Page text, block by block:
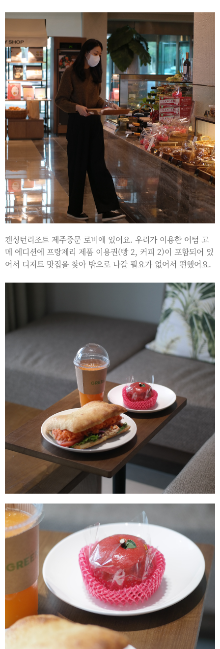
켄싱턴리조트 제주중문 로비에 있어요. 우리가 이용한 어텀 고
메 에디션에 프랑제리 제품 이용권(빵 2, 커피 2)이 포함되어 있
어서 디저트 맛집을 찾아 밖으로 나갈 필요가 없어서 편했어요.